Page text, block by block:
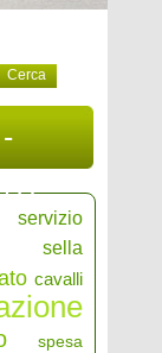
servizio
sella
cavalli
spesa